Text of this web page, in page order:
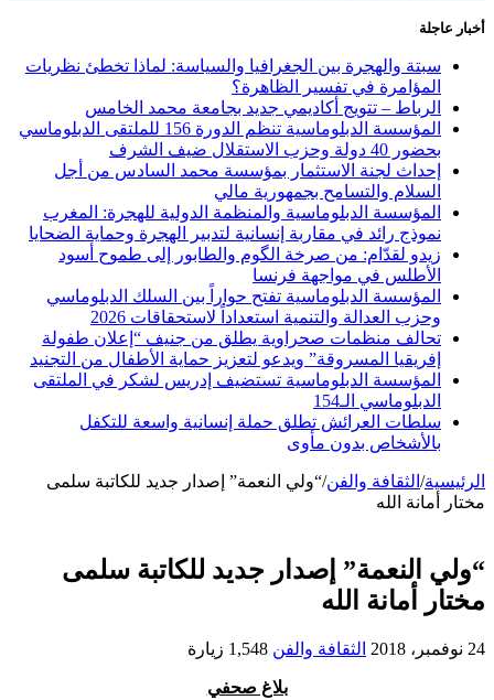
أخبار عاجلة
سبتة والهجرة بين الجغرافيا والسياسة: لماذا تخطئ نظريات
المؤامرة في تفسير الظاهرة؟
الرباط – تتويج أكاديمي جديد بجامعة محمد الخامس
المؤسسة الدبلوماسية تنظم الدورة 156 للملتقى الدبلوماسي
بحضور 40 دولة وحزب الاستقلال ضيف الشرف
إحداث لجنة الاستثمار بمؤسسة محمد السادس من أجل
السلام والتسامح بجمهورية مالي
المؤسسة الدبلوماسية والمنظمة الدولية للهجرة: المغرب
نموذج رائد في مقاربة إنسانية لتدبير الهجرة وحماية الضحايا
زيدو لقدّام: من صرخة الگوم والطابور إلى طموح أسود
الأطلس في مواجهة فرنسا
المؤسسة الدبلوماسية تفتح حواراً بين السلك الدبلوماسي
وحزب العدالة والتنمية استعداداً لاستحقاقات 2026
تحالف منظمات صحراوية يطلق من جنيف “إعلان طفولة
إفريقيا المسروقة” ويدعو لتعزيز حماية الأطفال من التجنيد
المؤسسة الدبلوماسية تستضيف إدريس لشكر في الملتقى
الدبلوماسي الـ154
سلطات العرائش تطلق حملة إنسانية واسعة للتكفل
بالأشخاص بدون مأوى
الرئيسية/ الثقافة والفن/“ولي النعمة” إصدار جديد للكاتبة سلمى
مختار أمانة الله
“ولي النعمة” إصدار جديد للكاتبة سلمى
مختار أمانة الله
24 نوفمبر، 2018 الثقافة والفن 1,548 زيارة
بلاغ صحفي